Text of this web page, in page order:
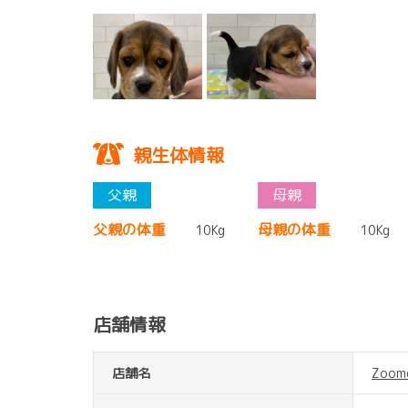
親生体情報
父親の体重 10Kg 母親の体重 10Kg
店舗情報
店舗名